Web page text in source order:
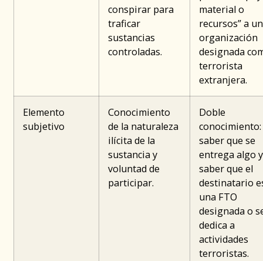
conspirar para
traficar
sustancias
controladas.
material o
recursos” a
organización
designada
terrorista
extranjera.
Elemento
subjetivo
Conocimiento
de la naturaleza
ilícita de la
sustancia y
voluntad de
participar.
Doble
conocimiento:
saber que se
entrega algo y
saber que el
destinatario
una FTO
designada o
dedica a
actividades
terroristas.